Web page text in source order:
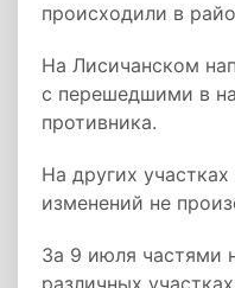
происходили в
На Лисичанском
с перешедшими в
противника.
На других
изменений не
За 9 июля частями
различных